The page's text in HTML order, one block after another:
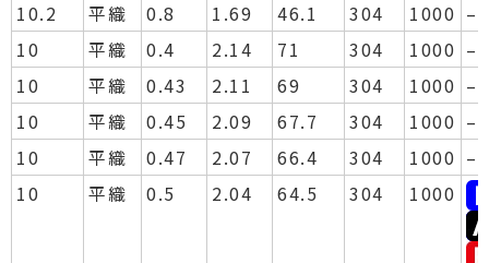
10.2
平織 0.8 1.69 46.1 304 1000 –
10
平織 0.4 2.14 71 304 1000 –
10
平織 0.43 2.11 69 304 1000 –
10
平織 0.45 2.09 67.7 304 1000 –
10
平織 0.47 2.07 66.4 304 1000 –
10
平織 0.5 2.04 64.5 304 1000